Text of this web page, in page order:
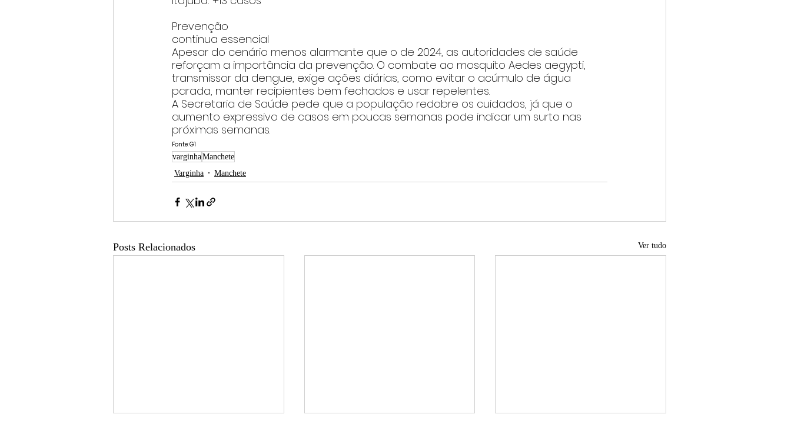
Prevenção
continua essencial
Apesar do cenário menos alarmante que o de 2024, as autoridades de saúde
reforçam a importância da prevenção. O combate ao mosquito Aedes aegypti,
transmissor da dengue, exige ações diárias, como evitar o acúmulo de água
parada, manter recipientes bem fechados e usar repelentes.
A Secretaria de Saúde pede que a população redobre os cuidados, já que o
aumento expressivo de casos em poucas semanas pode indicar um surto nas
próximas semanas.
Fonte: G1
varginhaManchete
Varginha
Manchete
Posts Relacionados Ver tudo